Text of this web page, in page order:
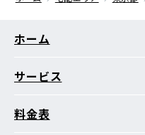
ホーム
サービス
料金表